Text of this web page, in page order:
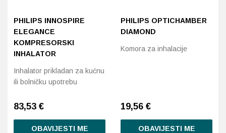
PHILIPS INNOSPIRE
ELEGANCE
KOMPRESORSKI
INHALATOR
Inhalator prikladan za kućnu
ili bolničku upotrebu
83,53 €
OBAVIJESTI ME
PHILIPS OPTICHAMBER
DIAMOND
Komora za inhalacije
19,56 €
OBAVIJESTI ME